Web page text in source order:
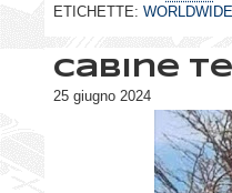
ETICHETTE:
Cabine
25 giugno 2024